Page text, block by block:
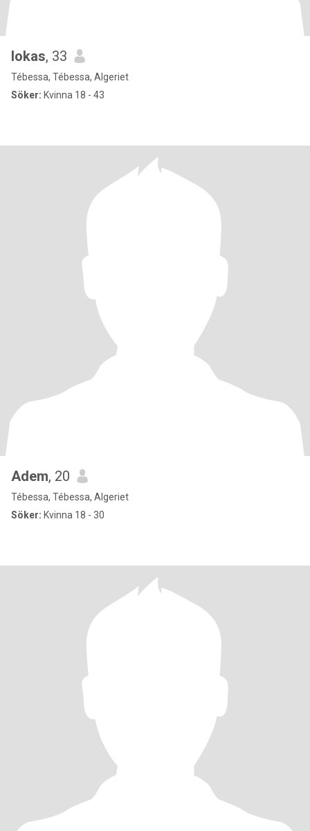
lokas, 33
Tébessa, Tébessa, Algeriet
Söker: Kvinna 18 - 43
Adem, 20
Tébessa, Tébessa, Algeriet
Söker: Kvinna 18 - 30